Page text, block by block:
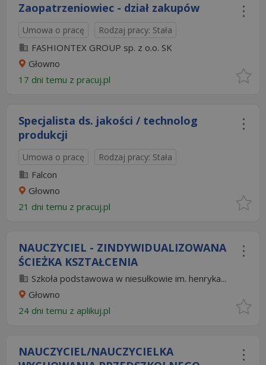
Zaopatrzeniowiec - dział zakupów
Umowa o pracę Rodzaj pracy: Stała
FASHIONTEX GROUP sp. z o.o. SK
Głowno
17 dni temu z pracuj.pl
Specjalista ds. jakości / technolog
produkcji
Umowa o pracę Rodzaj pracy: Stała
Falcon
Głowno
21 dni temu z pracuj.pl
NAUCZYCIEL - ZINDYWIDUALIZOWANA
ŚCIEŻKA KSZTAŁCENIA
Szkoła podstawowa w niesułkowie im. henryka...
Głowno
24 dni temu z aplikuj.pl
NAUCZYCIEL/NAUCZYCIELKA